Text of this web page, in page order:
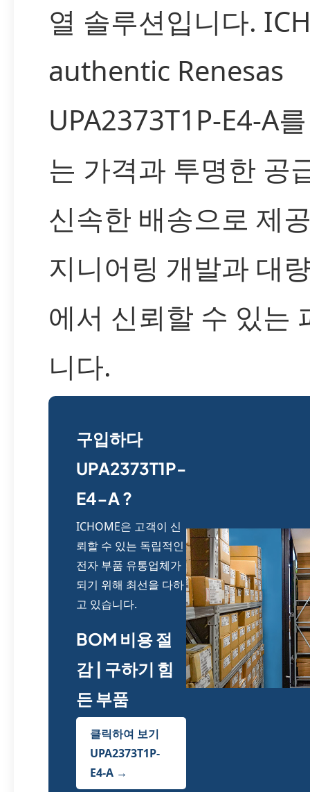
열 솔루션입니다.
authentic Renesas
UPA2373T1P-E4-A
는 가격과 투명한 공
신속한 배송으로 제
지니어링 개발과 대
에서 신뢰할 수 있는
니다.
구입하다
UPA2373T1P-
E4-A ?
ICHOME은 고객이 신
뢰할 수 있는 독립적인
전자 부품 유통업체가
되기 위해 최선을 다하
고 있습니다.
BOM 비용 절
감 | 구하기 힘
든 부품
클릭하여 보기
UPA2373T1P-
E4-A →